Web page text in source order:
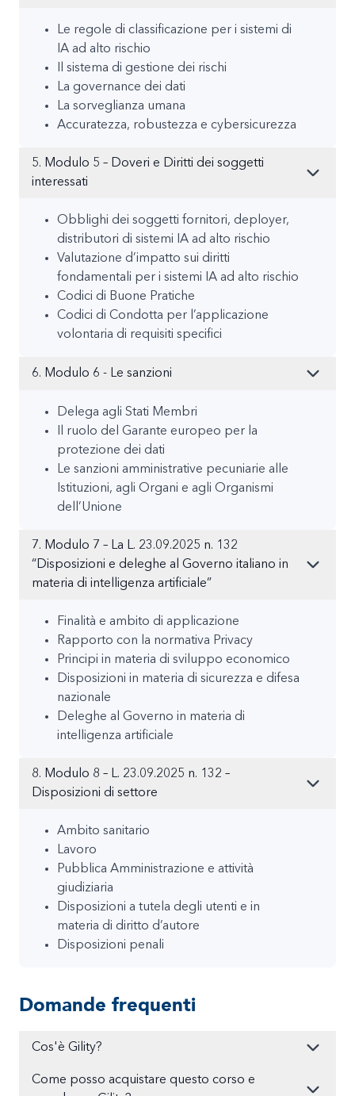
Le regole di classificazione per i sistemi di
IA ad alto rischio
Il sistema di gestione dei rischi
La governance dei dati
La sorveglianza umana
Accuratezza, robustezza e cybersicurezza
5. Modulo 5 – Doveri e Diritti dei soggetti
interessati
Obblighi dei soggetti fornitori, deployer,
distributori di sistemi IA ad alto rischio
Valutazione d’impatto sui diritti
fondamentali per i sistemi IA ad alto rischio
Codici di Buone Pratiche
Codici di Condotta per l’applicazione
volontaria di requisiti specifici
6. Modulo 6 - Le sanzioni
Delega agli Stati Membri
Il ruolo del Garante europeo per la
protezione dei dati
Le sanzioni amministrative pecuniarie alle
Istituzioni, agli Organi e agli Organismi
dell’Unione
7. Modulo 7 – La L. 23.09.2025 n. 132
“Disposizioni e deleghe al Governo italiano in
materia di intelligenza artificiale”
Finalità e ambito di applicazione
Rapporto con la normativa Privacy
Principi in materia di sviluppo economico
Disposizioni in materia di sicurezza e difesa
nazionale
Deleghe al Governo in materia di
intelligenza artificiale
8. Modulo 8 – L. 23.09.2025 n. 132 –
Disposizioni di settore
Ambito sanitario
Lavoro
Pubblica Amministrazione e attività
giudiziaria
Disposizioni a tutela degli utenti e in
materia di diritto d’autore
Disposizioni penali
Domande frequenti
Cos'è Gility?
Come posso acquistare questo corso e